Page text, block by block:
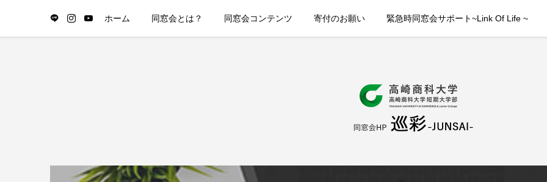
ホーム 同窓会とは？ 同窓会コンテンツ 寄付のお願い 緊急時同窓会サポート~Link Of Life ~